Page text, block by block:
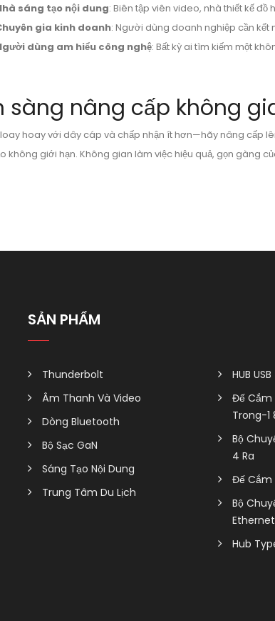
sáng tạo nội dung: Biên tập viên video, nhà thiết kế
gia kinh doanh: Người dùng doanh nghiệp cần kết
dùng am hiểu công nghệ: Bất kỳ ai tìm kiếm một
sàng nâng cấp không
hoay với dây cáp và chấp nhận ít hơn—hãy nâng cấp
không giới hạn. Không gian làm việc hiệu quả, gọn gàng
SẢN PHẨM
Thunderbolt
Âm Thanh Và Video
Dòng Bluetooth
Bộ Sạc GaN
Sáng Tạo Nội Dung
Trung Tâm Du Lịch
HUB
Đế Cắm
Trong-1
Bộ
4 Ra
Đế Cắm
Bộ
Hub